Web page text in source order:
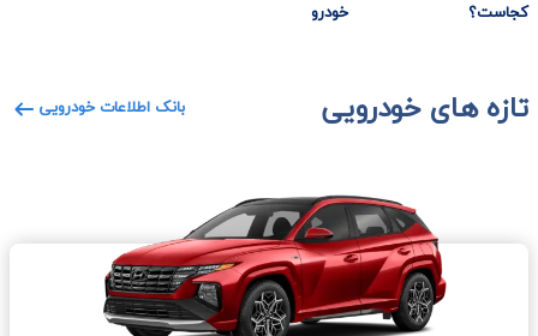
کجاست؟
خودرو
تازه های خودرویی بانک اطلاعات خودرویی